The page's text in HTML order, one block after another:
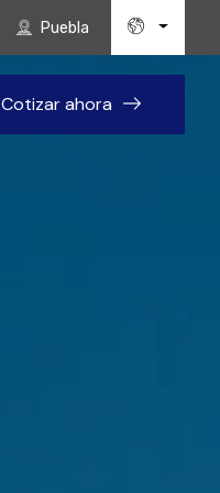
Puebla
Cotizar ahora